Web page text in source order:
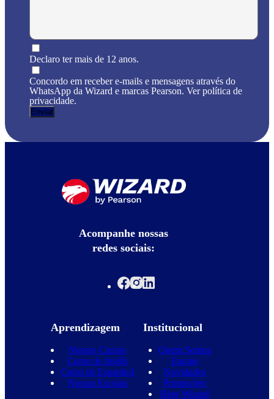
Declaro ter mais de 12 anos.
Concordo em receber e-mails e mensagens através do
WhatsApp da Wizard e marcas Pearson. Ver política de
privacidade.
Acompanhe nossas
redes sociais:
Aprendizagem
Nossos Cursos
Curso de Inglês
Curso de Espanhol
Nossas Escolas
Institucional
Quem Somos
Equipe
Novidades
Promoções
Blog Wizard